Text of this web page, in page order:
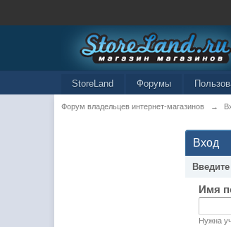
StoreLand Форумы
Форум владельцев интернет-магазинов →
Вход
Имя
Нужна